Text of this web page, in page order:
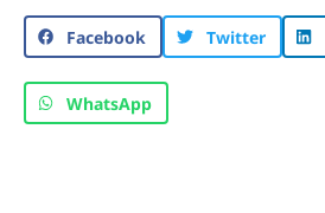
Facebook Twitter
WhatsApp